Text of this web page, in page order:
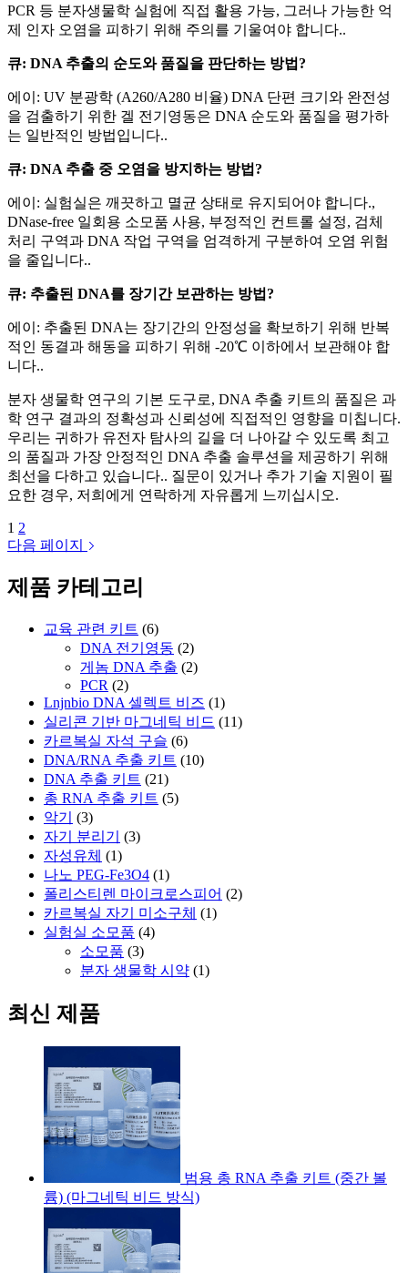
PCR 등 분자생물학 실험에 직접 활용 가능, 그러나 가능한 억
제 인자 오염을 피하기 위해 주의를 기울여야 합니다..
큐: DNA 추출의 순도와 품질을 판단하는 방법?
에이: UV 분광학 (A260/A280 비율) DNA 단편 크기와 완전성
을 검출하기 위한 겔 전기영동은 DNA 순도와 품질을 평가하
는 일반적인 방법입니다..
큐: DNA 추출 중 오염을 방지하는 방법?
에이: 실험실은 깨끗하고 멸균 상태로 유지되어야 합니다.,
DNase-free 일회용 소모품 사용, 부정적인 컨트롤 설정, 검체
처리 구역과 DNA 작업 구역을 엄격하게 구분하여 오염 위험
을 줄입니다..
큐: 추출된 DNA를 장기간 보관하는 방법?
에이: 추출된 DNA는 장기간의 안정성을 확보하기 위해 반복
적인 동결과 해동을 피하기 위해 -20℃ 이하에서 보관해야 합
니다..
분자 생물학 연구의 기본 도구로, DNA 추출 키트의 품질은 과
학 연구 결과의 정확성과 신뢰성에 직접적인 영향을 미칩니다.
우리는 귀하가 유전자 탐사의 길을 더 나아갈 수 있도록 최고
의 품질과 가장 안정적인 DNA 추출 솔루션을 제공하기 위해
최선을 다하고 있습니다.. 질문이 있거나 추가 기술 지원이 필
요한 경우, 저희에게 연락하게 자유롭게 느끼십시오.
1 2
다음 페이지
제품 카테고리
교육 관련 키트 (6)
DNA 전기영동 (2)
게놈 DNA 추출 (2)
PCR (2)
Lnjnbio DNA 셀렉트 비즈 (1)
실리콘 기반 마그네틱 비드 (11)
카르복실 자석 구슬 (6)
DNA/RNA 추출 키트 (10)
DNA 추출 키트 (21)
총 RNA 추출 키트 (5)
악기
(3)
자기 분리기
(3)
자성유체 (1)
나노 PEG-Fe3O4 (1)
폴리스티렌 마이크로스피어 (2)
카르복실 자기 미소구체 (1)
실험실 소모품 (4)
소모품 (3)
분자 생물학 시약 (1)
최신 제품
범용 총 RNA 추출 키트 (중간 볼
륨) (마그네틱 비드 방식)